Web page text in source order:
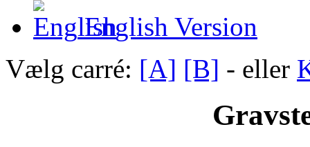
English Version
Vælg carré: [A] [B] - eller